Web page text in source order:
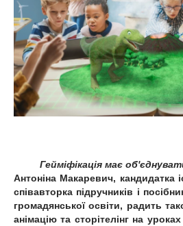
Гейміфікація має
Антоніна Макаревич, кандидатка
співавторка підручників і
громадянської освіти, радить
анімацію та сторітелінг на уроках